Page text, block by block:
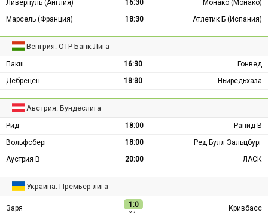
Ливерпуль (Англия)
16:30
Монако (Монако)
Марсель (Франция)
18:30 Атлетик Б (Испания)
Венгрия: ОТР Банк Лига
Пакш 16:30
Гонвед
Дебрецен
18:30 Ньиредьхаза
Австрия: Бундеслига
Рид 18:00
Рапид В
Вольфсберг
18:00
Ред Булл Зальцбург
Аустрия В
20:00 ЛАСК
Украина: Премьер-лига
Заря 1:0 Кривбасс